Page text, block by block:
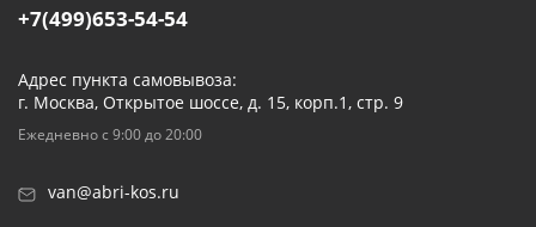
+7(499)653-54-54
Адрес пункта самовывоза:
г. Москва, Открытое шоссе, д. 15, корп.1, стр. 9
Ежедневно с 9:00 до 20:00
van@abri-kos.ru